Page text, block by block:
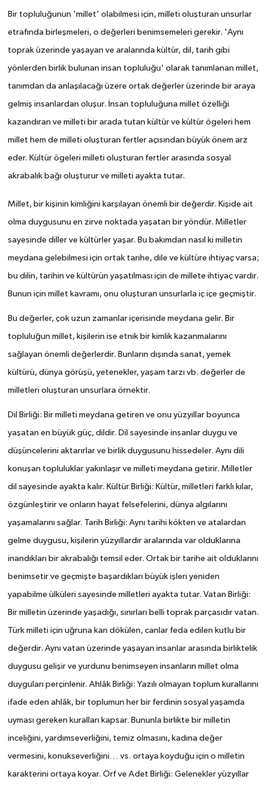
Bir topluluğunun 'millet' olabilmesi için, milleti oluşturan unsurlar
etrafında birleşmeleri, o değerleri benimsemeleri gerekir. 'Aynı
toprak üzerinde yaşayan ve aralarında kültür, dil, tarih gibi
yönlerden birlik bulunan insan topluluğu' olarak tanımlanan millet,
tanımdan da anlaşılacağı üzere ortak değerler üzerinde bir araya
gelmiş insanlardan oluşur. İnsan topluluğuna millet özelliği
kazandıran ve milleti bir arada tutan kültür ve kültür ögeleri hem
millet hem de milleti oluşturan fertler açısından büyük önem arz
eder. Kültür ögeleri milleti oluşturan fertler arasında sosyal
akrabalık bağı oluşturur ve milleti ayakta tutar.
Millet, bir kişinin kimliğini karşılayan önemli bir değerdir. Kişide ait
olma duygusunu en zirve noktada yaşatan bir yöndür. Milletler
sayesinde diller ve kültürler yaşar. Bu bakımdan nasıl ki milletin
meydana gelebilmesi için ortak tarihe, dile ve kültüre ihtiyaç varsa;
bu dilin, tarihin ve kültürün yaşatılması için de millete ihtiyaç vardır.
Bunun için millet kavramı, onu oluşturan unsurlarla iç içe geçmiştir.
Bu değerler, çok uzun zamanlar içerisinde meydana gelir. Bir
topluluğun millet, kişilerin ise etnik bir kimlik kazanmalarını
sağlayan önemli değerlerdir. Bunların dışında sanat, yemek
kültürü, dünya görüşü, yetenekler, yaşam tarzı vb. değerler de
milletleri oluşturan unsurlara örnektir.
Dil Birliği: Bir milleti meydana getiren ve onu yüzyıllar boyunca
yaşatan en büyük güç, dildir. Dil sayesinde insanlar duygu ve
düşüncelerini aktarırlar ve birlik duygusunu hissedeler. Aynı dili
konuşan topluluklar yakınlaşır ve milleti meydana getirir. Milletler
dil sayesinde ayakta kalır. Kültür Birliği: Kültür, milletleri farklı kılar,
özgünleştirir ve onların hayat felsefelerini, dünya algılarını
yaşamalarını sağlar. Tarih Birliği: Aynı tarihi kökten ve atalardan
gelme duygusu, kişilerin yüzyıllardır aralarında var olduklarına
inandıkları bir akrabalığı temsil eder. Ortak bir tarihe ait olduklarını
benimsetir ve geçmişte başardıkları büyük işleri yeniden
yapabilme ülküleri sayesinde milletleri ayakta tutar. Vatan Birliği:
Bir milletin üzerinde yaşadığı, sınırları belli toprak parçasıdır vatan.
Türk milleti için uğruna kan dökülen, canlar feda edilen kutlu bir
değerdir. Aynı vatan üzerinde yaşayan insanlar arasında birliktelik
duygusu gelişir ve yurdunu benimseyen insanların millet olma
duyguları perçinlenir. Ahlâk Birliği: Yazılı olmayan toplum kurallarını
ifade eden ahlâk, bir toplumun her bir ferdinin sosyal yaşamda
uyması gereken kuralları kapsar. Bununla birlikte bir milletin
inceliğini, yardımseverliğini, temiz olmasını, kadına değer
vermesini, konukseverliğini… vs. ortaya koyduğu için o milletin
karakterini ortaya koyar. Örf ve Adet Birliği: Gelenekler yüzyıllar
Yönetim Kurulu
Yüksek İstişare Kurulu
Sanat